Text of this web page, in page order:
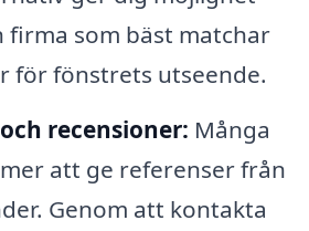
firma som bäst matchar
för fönstrets utseende.
recensioner: Många
att ge referenser från
Genom att kontakta